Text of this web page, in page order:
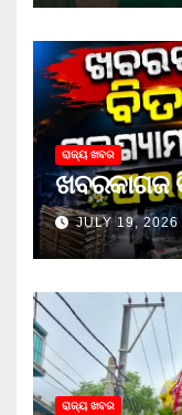
ରାଜ୍ୟ ଖବର
JULY 19, 2026
ରାଜ୍ୟ ଖବର